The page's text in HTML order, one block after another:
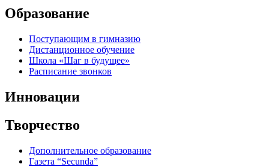
Образование
Поступающим в гимназию
Дистанционное обучение
Школа «Шаг в будущее»
Расписание звонков
Инновации
Творчество
Дополнительное образование
Газета “Secunda”